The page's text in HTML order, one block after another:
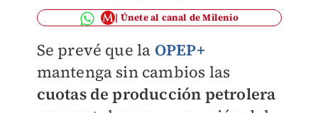
Únete al canal de Milenio
Se prevé que la OPEP+
mantenga sin cambios las
cuotas de producción petrolera